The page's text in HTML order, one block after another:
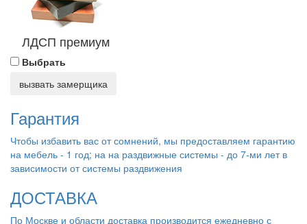
ЛДСП премиум
Выбрать
вызвать замерщика
Гарантия
Чтобы избавить вас от сомнений, мы предоставляем гарантию
на мебель - 1 год; на на раздвижные системы - до 7-ми лет в
зависимости от системы раздвижения
ДОСТАВКА
По Москве и области доставка производится ежедневно с